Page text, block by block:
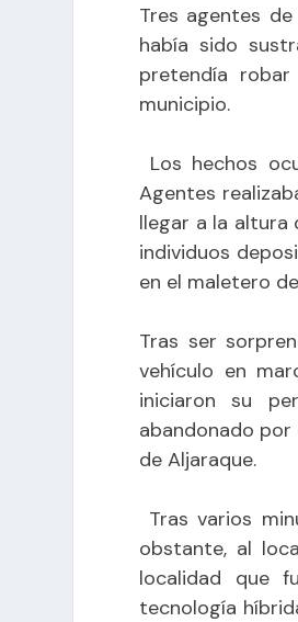
Tres agentes
había sido
pretendía
municipio.
Los hechos
Agentes
llegar a la altura
individuos
en el maletero
Tras ser
vehículo en
iniciaron su
abandonado por
de Aljaraque.
Tras varios
obstante, al
localidad que
tecnología